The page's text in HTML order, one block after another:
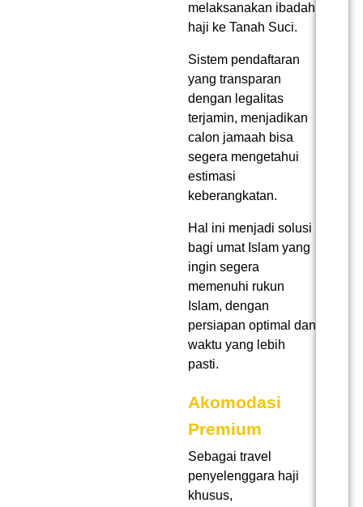
melaksanakan ibadah
haji ke Tanah Suci.
Sistem pendaftaran
yang transparan
dengan legalitas
terjamin, menjadikan
calon jamaah bisa
segera mengetahui
estimasi
keberangkatan.
Hal ini menjadi solusi
bagi umat Islam yang
ingin segera
memenuhi rukun
Islam, dengan
persiapan optimal dan
waktu yang lebih
pasti.
Akomodasi
Premium
Sebagai travel
penyelenggara haji
khusus,